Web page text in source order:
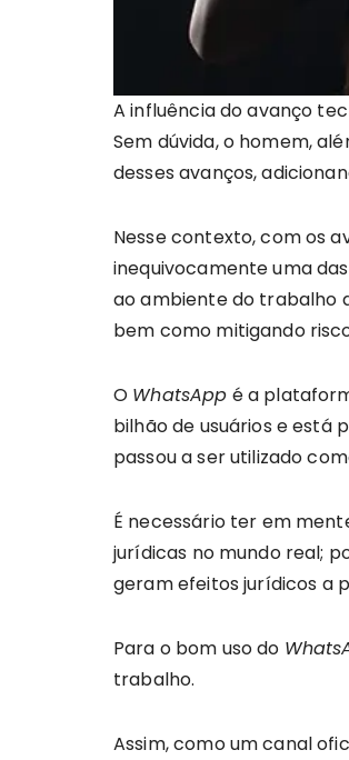
A influência do avanço
Sem dúvida, o homem,
desses avanços,
Nesse contexto, com os
inequivocamente uma
ao ambiente do trabalho
bem como mitigando
O WhatsApp é a
bilhão de usuários e está
passou a ser utilizado
É necessário ter em
jurídicas no mundo real;
geram efeitos jurídicos a
Para o bom uso do
trabalho.
Assim, como um canal